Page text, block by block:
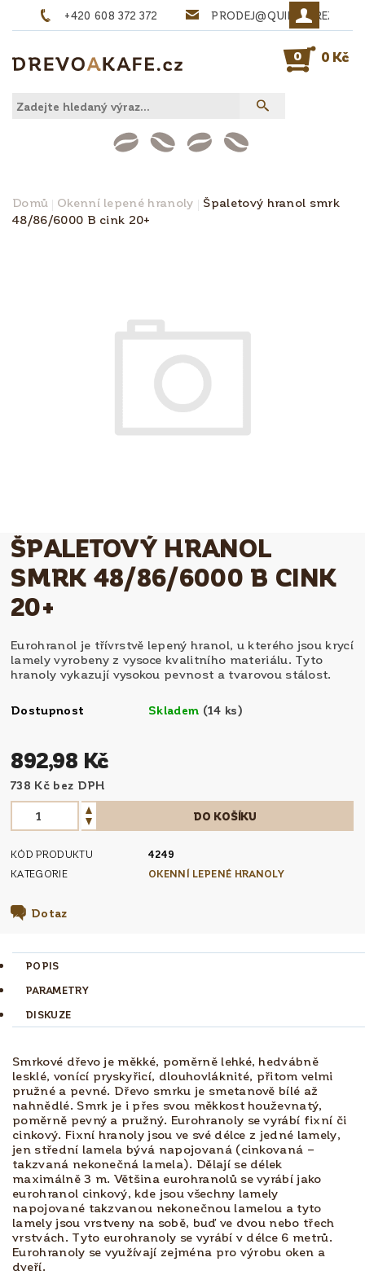
+420 608 372 372 PRODEJ@QUINTA-
0 0 Kč
Domů Okenní lepené hranoly
Špaletový hranol smrk
48/86/6000 B cink 20+
ŠPALETOVÝ HRANOL
SMRK 48/86/6000 B CINK
20+
Eurohranol je třívrstvě lepený hranol, u kterého jsou krycí
lamely vyrobeny z vysoce kvalitního materiálu. Tyto
hranoly vykazují vysokou pevnost a tvarovou stálost.
Dostupnost Skladem (14 ks)
892,98 Kč
738 Kč bez DPH
KÓD PRODUKTU
4249
KATEGORIE
OKENNÍ LEPENÉ HRANOLY
Dotaz
POPIS
PARAMETRY
DISKUZE
Smrkové dřevo je měkké, poměrně lehké, hedvábně
lesklé, vonící pryskyřicí, dlouhovláknité, přitom velmi
pružné a pevné. Dřevo smrku je smetanově bílé až
nahnědlé. Smrk je i přes svou měkkost houževnatý,
poměrně pevný a pružný. Eurohranoly se vyrábí fixní či
cinkový. Fixní hranoly jsou ve své délce z jedné lamely,
jen střední lamela bývá napojovaná (cinkovaná –
takzvaná nekonečná lamela). Dělají se délek
maximálně 3 m. Většina eurohranolů se vyrábí jako
eurohranol cinkový, kde jsou všechny lamely
napojované takzvanou nekonečnou lamelou a tyto
lamely jsou vrstveny na sobě, buď ve dvou nebo třech
vrstvách. Tyto eurohranoly se vyrábí v délce 6 metrů.
Eurohranoly se využívají zejména pro výrobu oken a
dveří.